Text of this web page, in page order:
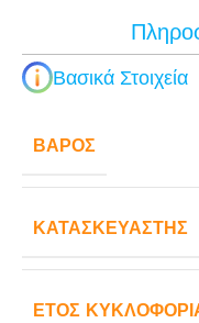
Βασικά Στοιχεία
ΒΆΡΟΣ
ΚΑΤΑΣΚΕΥΑΣΤΉΣ
ΈΤΟΣ